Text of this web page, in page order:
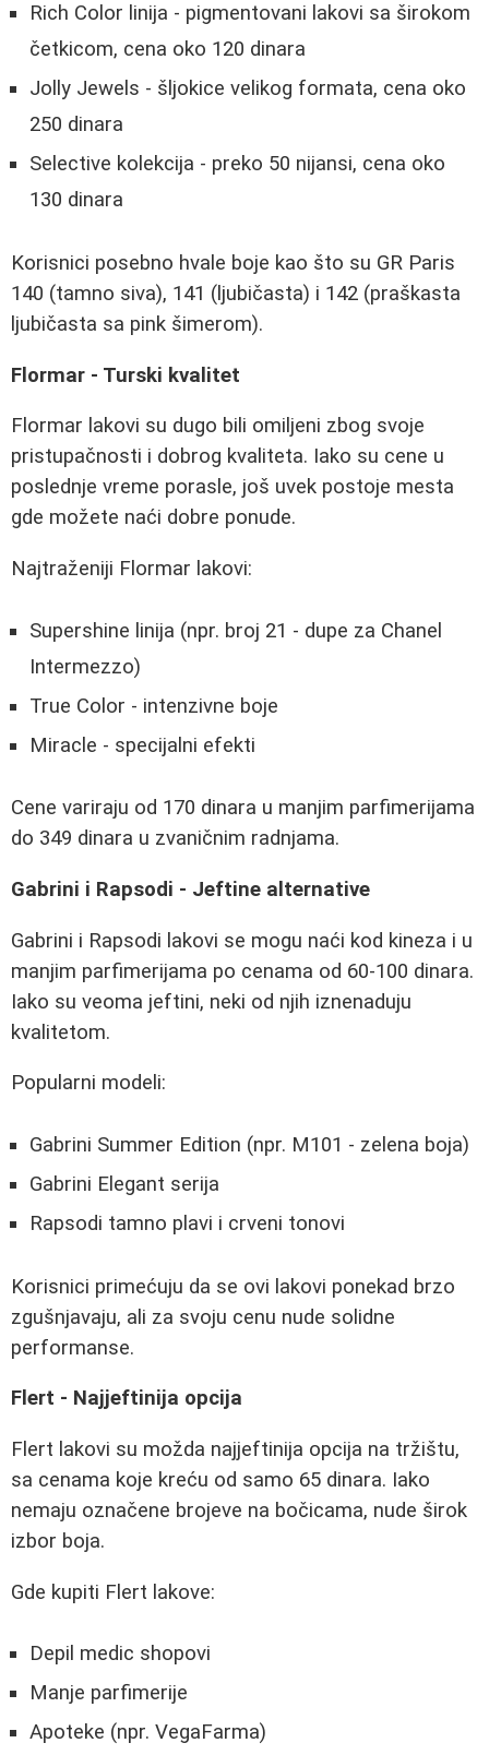
Rich Color linija - pigmentovani lakovi sa širokom
četkicom, cena oko 120 dinara
Jolly Jewels - šljokice velikog formata, cena oko
250 dinara
Selective kolekcija - preko 50 nijansi, cena oko
130 dinara
Korisnici posebno hvale boje kao što su GR Paris
140 (tamno siva), 141 (ljubičasta) i 142 (praškasta
ljubičasta sa pink šimerom).
Flormar - Turski kvalitet
Flormar lakovi su dugo bili omiljeni zbog svoje
pristupačnosti i dobrog kvaliteta. Iako su cene u
poslednje vreme porasle, još uvek postoje mesta
gde možete naći dobre ponude.
Najtraženiji Flormar lakovi:
Supershine linija (npr. broj 21 - dupe za Chanel
Intermezzo)
True Color - intenzivne boje
Miracle - specijalni efekti
Cene variraju od 170 dinara u manjim parfimerijama
do 349 dinara u zvaničnim radnjama.
Gabrini i Rapsodi - Jeftine alternative
Gabrini i Rapsodi lakovi se mogu naći kod kineza i u
manjim parfimerijama po cenama od 60-100 dinara.
Iako su veoma jeftini, neki od njih iznenaduju
kvalitetom.
Popularni modeli:
Gabrini Summer Edition (npr. M101 - zelena boja)
Gabrini Elegant serija
Rapsodi tamno plavi i crveni tonovi
Korisnici primećuju da se ovi lakovi ponekad brzo
zgušnjavaju, ali za svoju cenu nude solidne
performanse.
Flert - Najjeftinija opcija
Flert lakovi su možda najjeftinija opcija na tržištu,
sa cenama koje kreću od samo 65 dinara. Iako
nemaju označene brojeve na bočicama, nude širok
izbor boja.
Gde kupiti Flert lakove:
Depil medic shopovi
Manje parfimerije
Apoteke (npr. VegaFarma)